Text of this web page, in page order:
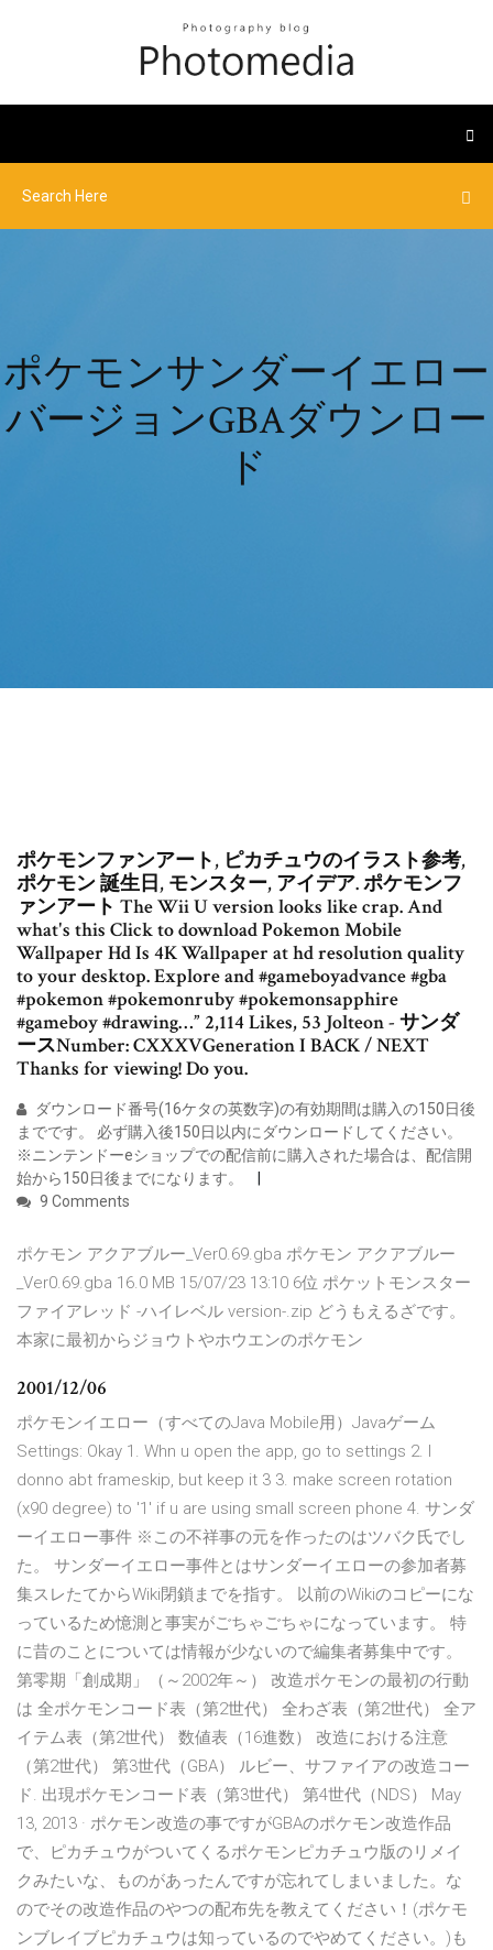
ポケモンサンダーイエロー
バージョンGBAダウンロー
ド
ポケモンファンアート, ピカチュウのイラスト参考,
ポケモン 誕生日, モンスター, アイデア. ポケモンフ
ァンアート The Wii U version looks like crap. And
what's this Click to download Pokemon Mobile
Wallpaper Hd Is 4K Wallpaper at hd resolution quality
to your desktop. Explore and #gameboyadvance #gba
#pokemon #pokemonruby #pokemonsapphire
#gameboy #drawing…” 2,114 Likes, 53 Jolteon - サンダ
ースNumber: CXXXVGeneration I BACK / NEXT
Thanks for viewing! Do you.
ダウンロード番号(16ケタの英数字)の有効期間は購入の150日後
までです。 必ず購入後150日以内にダウンロードしてください。
※ニンテンドーeショップでの配信前に購入された場合は、配信開
始から150日後までになります。
9 Comments
ポケモン アクアブルー_Ver0.69.gba ポケモン アクアブルー
_Ver0.69.gba 16.0 MB 15/07/23 13:10 6位 ポケットモンスター
ファイアレッド -ハイレベル version-.zip どうもえるざです。
本家に最初からジョウトやホウエンのポケモン
2001/12/06
ポケモンイエロー（すべてのJava Mobile用）Javaゲーム
Settings: Okay 1. Whn u open the app, go to settings 2. I
donno abt frameskip, but keep it 3 3. make screen rotation
(x90 degree) to '1' if u are using small screen phone 4. サンダ
ーイエロー事件 ※この不祥事の元を作ったのはツバク氏でし
た。 サンダーイエロー事件とはサンダーイエローの参加者募
集スレたてからWiki閉鎖までを指す。 以前のWikiのコピーにな
っているため憶測と事実がごちゃごちゃになっています。 特
に昔のことについては情報が少ないので編集者募集中です。
第零期「創成期」（～2002年～） 改造ポケモンの最初の行動
は 全ポケモンコード表（第2世代） 全わざ表（第2世代） 全ア
イテム表（第2世代） 数値表（16進数） 改造における注意
（第2世代） 第3世代（GBA） ルビー、サファイアの改造コー
ド. 出現ポケモンコード表（第3世代） 第4世代（NDS） May
13, 2013 · ポケモン改造の事ですがGBAのポケモン改造作品
で、ピカチュウがついてくるポケモンピカチュウ版のリメイ
クみたいな、ものがあったんですが忘れてしまいました。な
のでその改造作品のやつの配布先を教えてください！(ポケモ
ンブレイブピカチュウは知っているのでやめてください。)も